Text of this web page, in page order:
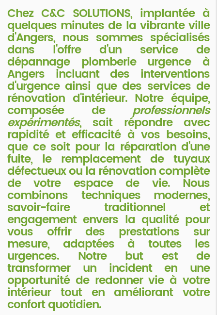
Chez C&C SOLUTIONS, implantée à
quelques minutes de la vibrante ville
d'Angers, nous sommes spécialisés
dans l'offre d'un service de
dépannage plomberie urgence à
Angers incluant des interventions
d'urgence ainsi que des services de
rénovation d'intérieur. Notre équipe,
composée de professionnels
expérimentés, sait répondre avec
rapidité et efficacité à vos besoins,
que ce soit pour la réparation d'une
fuite, le remplacement de tuyaux
défectueux ou la rénovation complète
de votre espace de vie. Nous
combinons techniques modernes,
savoir-faire traditionnel et
engagement envers la qualité pour
vous offrir des prestations sur
mesure, adaptées à toutes les
urgences. Notre but est de
transformer un incident en une
opportunité de redonner vie à votre
intérieur tout en améliorant votre
confort quotidien.